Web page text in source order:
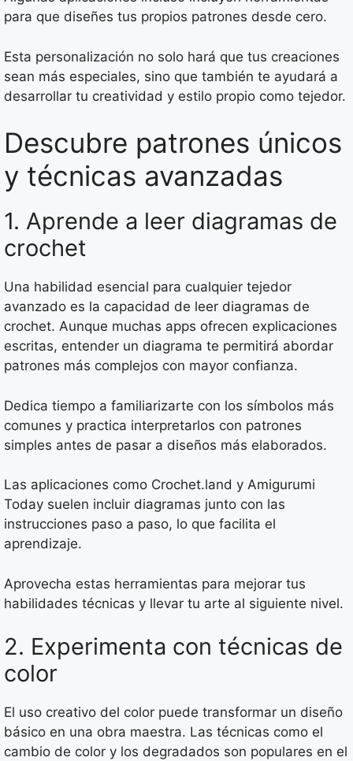
para que diseñes tus propios patrones desde cero.
Esta personalización no solo hará que tus creaciones
sean más especiales, sino que también te ayudará a
desarrollar tu creatividad y estilo propio como tejedor.
Descubre patrones únicos
y técnicas avanzadas
1. Aprende a leer diagramas de
crochet
Una habilidad esencial para cualquier tejedor
avanzado es la capacidad de leer diagramas de
crochet. Aunque muchas apps ofrecen explicaciones
escritas, entender un diagrama te permitirá abordar
patrones más complejos con mayor confianza.
Dedica tiempo a familiarizarte con los símbolos más
comunes y practica interpretarlos con patrones
simples antes de pasar a diseños más elaborados.
Las aplicaciones como Crochet.land y Amigurumi
Today suelen incluir diagramas junto con las
instrucciones paso a paso, lo que facilita el
aprendizaje.
Aprovecha estas herramientas para mejorar tus
habilidades técnicas y llevar tu arte al siguiente nivel.
2. Experimenta con técnicas de
color
El uso creativo del color puede transformar un diseño
básico en una obra maestra. Las técnicas como el
cambio de color y los degradados son populares en el